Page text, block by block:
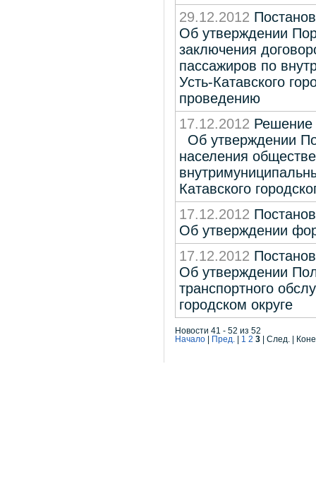
29.12.2012
Об утверждении
заключения
пассажиров по
Усть-Катавского
проведению
17.12.2012
Об утверждении
населения
Катавского
17.12.2012
Об утверждении
17.12.2012
Об утверждении
транспортного
городском округе
Новости 41 - 52 из 52
Начало
Пред. 1 2 3 | След. |